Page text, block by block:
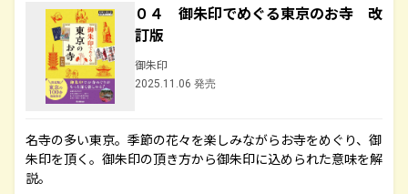
０４ 御朱印でめぐる東京のお寺 改
訂版
御朱印
2025.11.06 発売
名寺の多い東京。季節の花々を楽しみながらお寺をめぐり、御
朱印を頂く。御朱印の頂き方から御朱印に込められた意味を解
説。